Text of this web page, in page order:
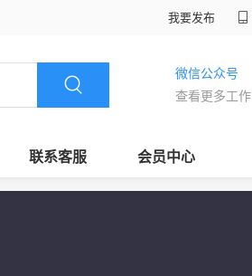
我要发布
微信公众号
查看更多工作
联系客服 会员中心